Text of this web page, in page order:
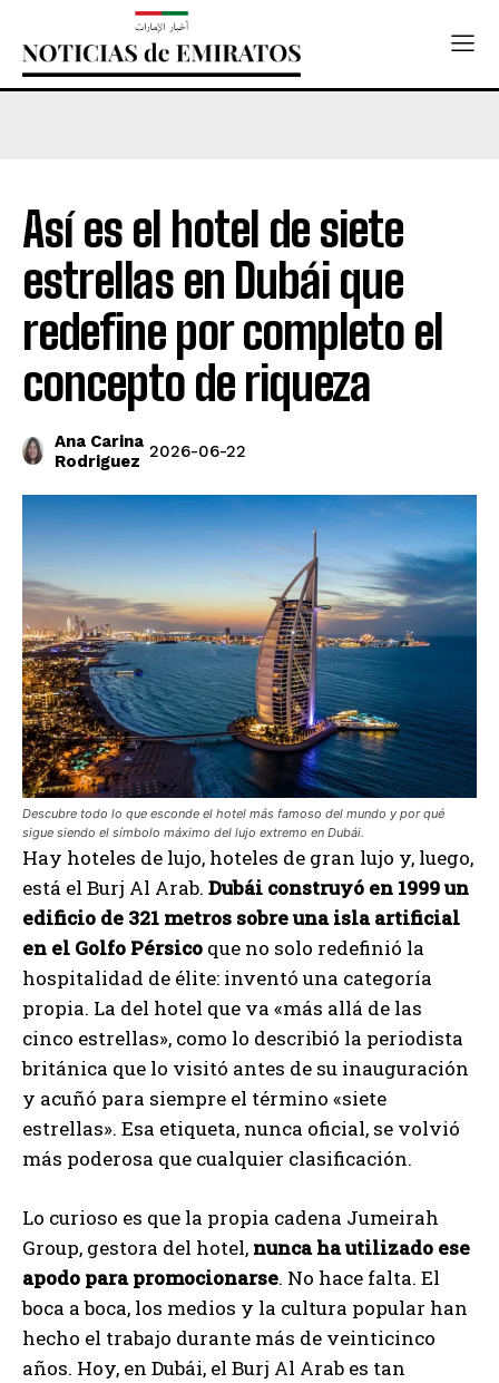
Así es el hotel de siete
estrellas en Dubái que
redefine por completo el
concepto de riqueza
Ana Carina
Rodriguez 2026-06-22
Descubre todo lo que esconde el hotel más famoso del mundo y por qué
sigue siendo el símbolo máximo del lujo extremo en Dubái.
Hay hoteles de lujo, hoteles de gran lujo y, luego,
está el Burj Al Arab. Dubái construyó en 1999 un
edificio de 321 metros sobre una isla artificial
en el Golfo Pérsico que no solo redefinió la
hospitalidad de élite: inventó una categoría
propia. La del hotel que va «más allá de las
cinco estrellas», como lo describió la periodista
británica que lo visitó antes de su inauguración
y acuñó para siempre el término «siete
estrellas». Esa etiqueta, nunca oficial, se volvió
más poderosa que cualquier clasificación.
Lo curioso es que la propia cadena Jumeirah
Group, gestora del hotel, nunca ha utilizado ese
apodo para promocionarse. No hace falta. El
boca a boca, los medios y la cultura popular han
hecho el trabajo durante más de veinticinco
años. Hoy, en Dubái, el Burj Al Arab es tan